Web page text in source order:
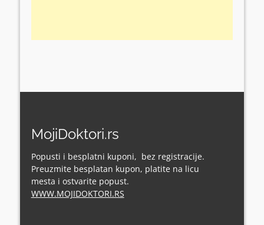
MojiDoktori.rs
Popusti i besplatni kuponi, bez registracije.
Preuzmite besplatan kupon, platite na licu
mesta i ostvarite popust.
WWW.MOJIDOKTORI.RS